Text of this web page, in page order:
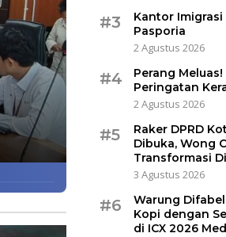
#3
Kantor
Pasporia
2 Agustus 2026
#4
Perang
Peringatan
2 Agustus 2026
#5
Raker DPRD
Dibuka, Wong
Transformasi
3 Agustus 2026
#6
Warung
Kopi dengan
di ICX 2026